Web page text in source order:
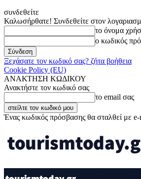
συνδεθείτε
Καλωσήρθατε! Συνδεθείτε στον
το όνομα
ο κωδικός
Ξεχάσατε τον κωδικό σας? ζήτα βοήθεια
Cookie Policy (EU)
ΑΝΑΚΤΗΣΗ ΚΩΔΙΚΟΥ
Ανακτήστε τον κωδικό σας
το email σας
Ένας κωδικός πρόσβασης θα σταλθεί με